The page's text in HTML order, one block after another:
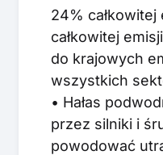
24% całkowitej
całkowitej
do krajowych
wszystkich
• Hałas
przez silniki i
powodować